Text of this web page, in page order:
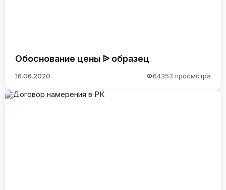
Обоснование цены ᐉ образец
16.06.2020 64353 просмотра